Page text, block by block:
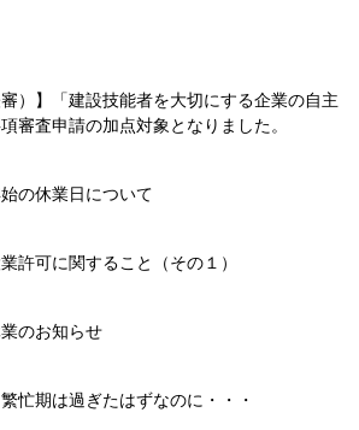
審）】「建設技能者を大切にする企業の自主
審査申請の加点対象となりました。
の休業日について
許可に関すること（その１）
のお知らせ
忙期は過ぎたはずなのに・・・